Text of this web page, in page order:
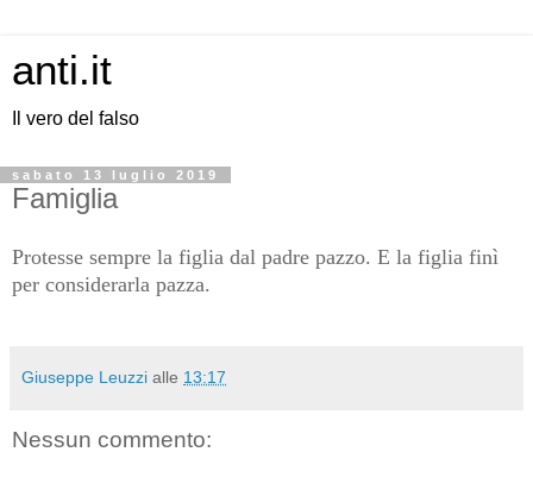
anti.it
Il vero del falso
sabato 13 luglio 2019
Famiglia
Protesse sempre la figlia dal padre pazzo. E la figlia finì
per considerarla pazza.
Giuseppe Leuzzi alle 13:17
Nessun commento: